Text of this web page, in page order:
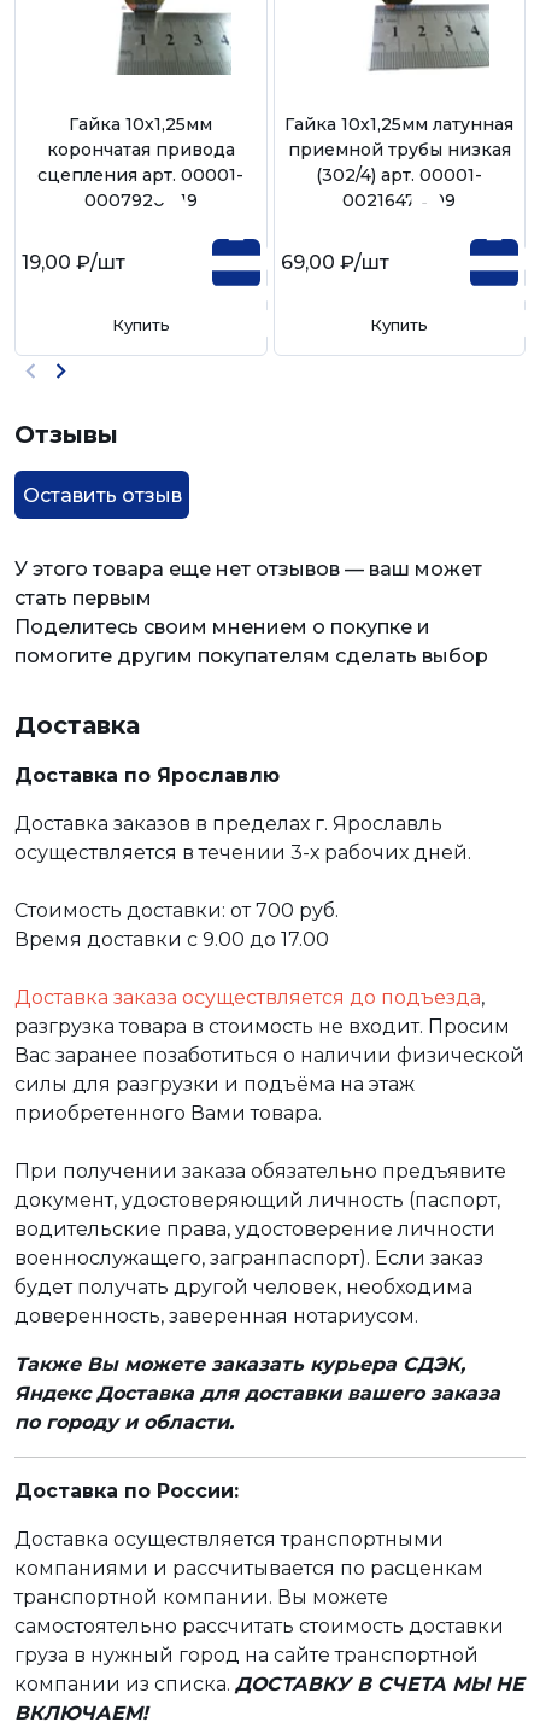
Гайка 10х1,25мм
корончатая привода
сцепления арт. 00001-
0007920-119
19,00 ₽/шт
Купить
Гайка 10х1,25мм латунная
приемной трубы низкая
(302/4) арт. 00001-
0021647-409
69,00 ₽/шт
Купить
Отзывы
Оставить отзыв
У этого товара еще нет отзывов — ваш может
стать первым
Поделитесь своим мнением о покупке и
помогите другим покупателям сделать выбор
Доставка
Доставка по Ярославлю
Доставка заказов в пределах г. Ярославль
осуществляется в течении 3-х рабочих дней.
Стоимость доставки: от 700 руб.
Время доставки с 9.00 до 17.00
Доставка заказа осуществляется до подъезда,
разгрузка товара в стоимость не входит. Просим
Вас заранее позаботиться о наличии физической
силы для разгрузки и подъёма на этаж
приобретенного Вами товара.
При получении заказа обязательно предъявите
документ, удостоверяющий личность (паспорт,
водительские права, удостоверение личности
военнослужащего, загранпаспорт). Если заказ
будет получать другой человек, необходима
доверенность, заверенная нотариусом.
Также Вы можете заказать курьера СДЭК,
Яндекс Доставка для доставки вашего заказа
по городу и области.
Доставка по России:
Доставка осуществляется транспортными
компаниями и рассчитывается по расценкам
транспортной компании. Вы можете
самостоятельно рассчитать стоимость доставки
груза в нужный город на сайте транспортной
компании из списка. ДОСТАВКУ В СЧЕТА МЫ НЕ
ВКЛЮЧАЕМ!